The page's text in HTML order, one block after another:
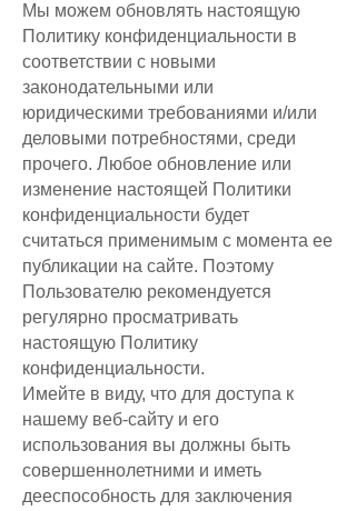
Мы можем обновлять настоящую
Политику конфиденциальности в
соответствии с новыми
законодательными или
юридическими требованиями и/или
деловыми потребностями, среди
прочего. Любое обновление или
изменение настоящей Политики
конфиденциальности будет
считаться применимым с момента ее
публикации на сайте. Поэтому
Пользователю рекомендуется
регулярно просматривать
настоящую Политику
конфиденциальности.
Имейте в виду, что для доступа к
нашему веб-сайту и его
использования вы должны быть
совершеннолетними и иметь
дееспособность для заключения